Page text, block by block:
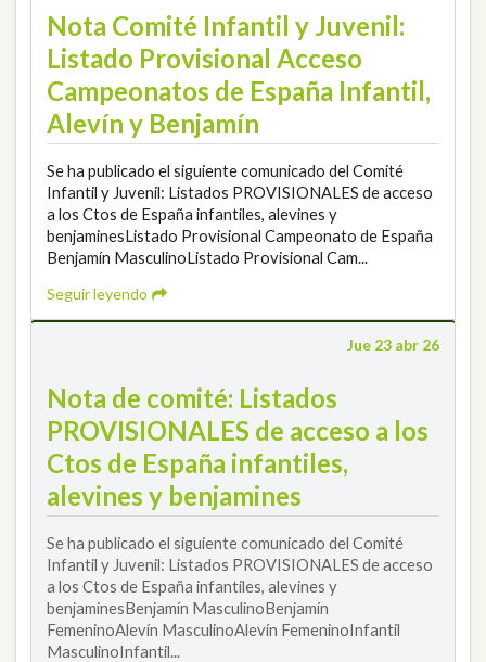
Nota Comité Infantil y Juvenil:
Listado Provisional Acceso
Campeonatos de España Infantil,
Alevín y Benjamín
Se ha publicado el siguiente comunicado del Comité
Infantil y Juvenil: Listados PROVISIONALES de acceso
a los Ctos de España infantiles, alevines y
benjaminesListado Provisional Campeonato de España
Benjamín MasculinoListado Provisional Cam...
Seguir leyendo
Jue 23 abr 26
Nota de comité: Listados
PROVISIONALES de acceso a los
Ctos de España infantiles,
alevines y benjamines
Se ha publicado el siguiente comunicado del Comité
Infantil y Juvenil: Listados PROVISIONALES de acceso
a los Ctos de España infantiles, alevines y
benjaminesBenjamín MasculinoBenjamín
FemeninoAlevín MasculinoAlevín FemeninoInfantil
MasculinoInfantil...